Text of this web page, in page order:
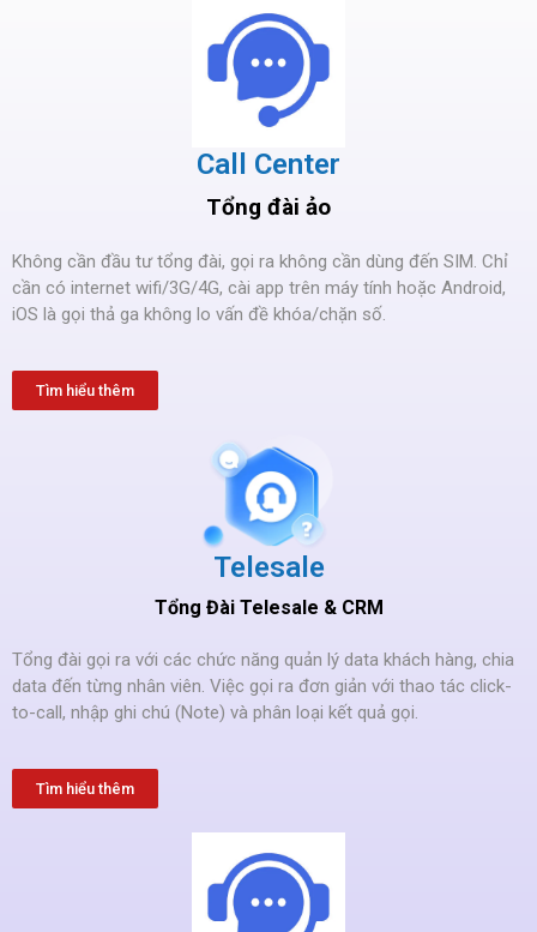
Call Center
Tổng đài ảo
Không cần đầu tư tổng đài, gọi ra không cần dùng đến SIM. Chỉ
cần có internet wifi/3G/4G, cài app trên máy tính hoặc Android,
iOS là gọi thả ga không lo vấn đề khóa/chặn số.
Tìm hiểu thêm
Telesale
Tổng Đài Telesale & CRM
Tổng đài gọi ra với các chức năng quản lý data khách hàng, chia
data đến từng nhân viên. Việc gọi ra đơn giản với thao tác click-
to-call, nhập ghi chú (Note) và phân loại kết quả gọi.
Tìm hiểu thêm